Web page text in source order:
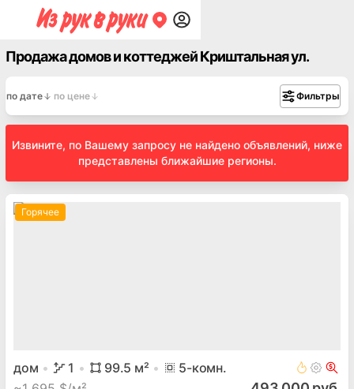
Продажа домов и коттеджей Криштальная ул.
по дате по цене Фильтры
Извините, по Вашему запросу не найдено объявлений, ниже
представлены ближайшие регионы.
Горячее
дом 1 99.5 м² 5-комн.